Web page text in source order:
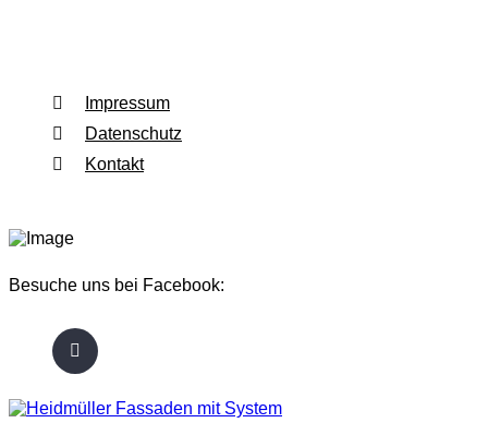
Impressum
Datenschutz
Kontakt
Besuche uns bei Facebook: